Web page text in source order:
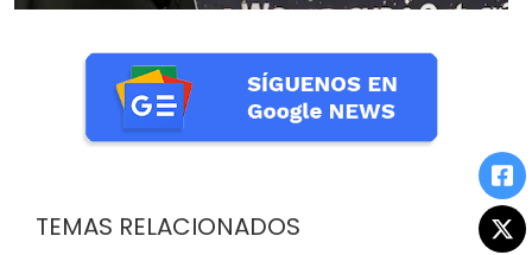
TEMAS RELACIONADOS